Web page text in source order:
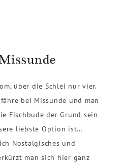
über die Schlei nur vier.
bei Missunde und man
Fischbude der Grund sein
liebste Option ist…
Nostalgisches und
man sich hier ganz